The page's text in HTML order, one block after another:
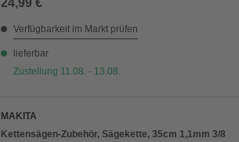
24,99 €
Verfügbarkeit im Markt prüfen
lieferbar
Zustellung 11.08. - 13.08.
MAKITA
Kettensägen-Zubehör, Sägekette, 35cm 1,1mm 3/8